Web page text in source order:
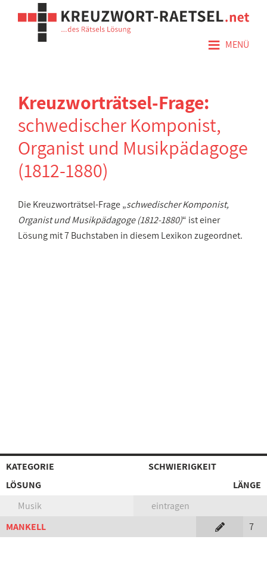
≡ MENÜ
Kreuzworträtsel-Frage:
schwedischer Komponist,
Organist und Musikpädagoge
(1812-1880)
Die Kreuzworträtsel-Frage „schwedischer Komponist,
Organist und Musikpädagoge (1812-1880)“ ist einer
Lösung mit 7 Buchstaben in diesem Lexikon zugeordnet.
KATEGORIE
SCHWIERIGKEIT
LÖSUNG
LÄNGE
Musik
eintragen
MANKELL
7